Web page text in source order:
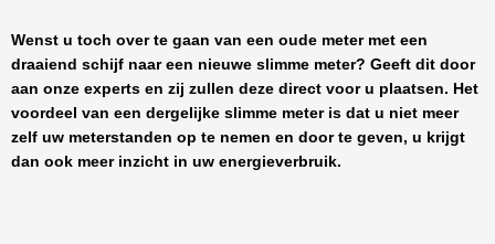
Wenst u toch over te gaan van een oude meter met een
draaiend schijf naar een nieuwe slimme meter? Geeft dit door
aan onze experts en zij zullen deze direct voor u plaatsen. Het
voordeel van een dergelijke slimme meter is dat u niet meer
zelf uw meterstanden op te nemen en door te geven, u krijgt
dan ook meer inzicht in uw energieverbruik.